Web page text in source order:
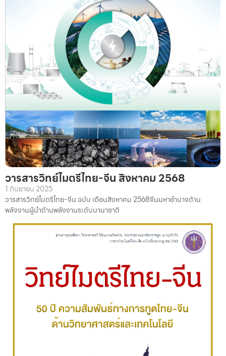
วารสารวิทย์ไมตรีไทย-จีน สิงหาคม 2568
1 กันยายน 2025
วารสารวิทย์ไมตรีไทย-จีน ฉบับ เดือนสิงหาคม 2568จีนมหาอำนาจด้าน
พลังงานผู้นำด้านพลังงานระดับนานาชาติ